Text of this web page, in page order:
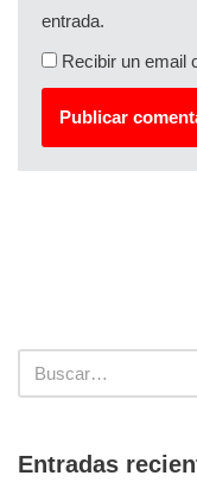
entrada.
Recibir un email
Entradas